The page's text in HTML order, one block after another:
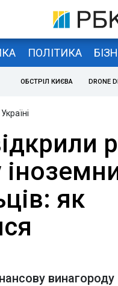
ПОЛІТИКА
ОБСТРІЛ КИЄВА DRONE
як
винагороду